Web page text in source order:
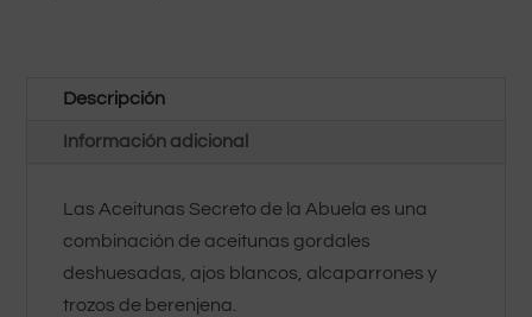
Descripción
Información adicional
Las Aceitunas Secreto de la Abuela es una
combinación de aceitunas gordales
deshuesadas, ajos blancos, alcaparrones y
trozos de berenjena.